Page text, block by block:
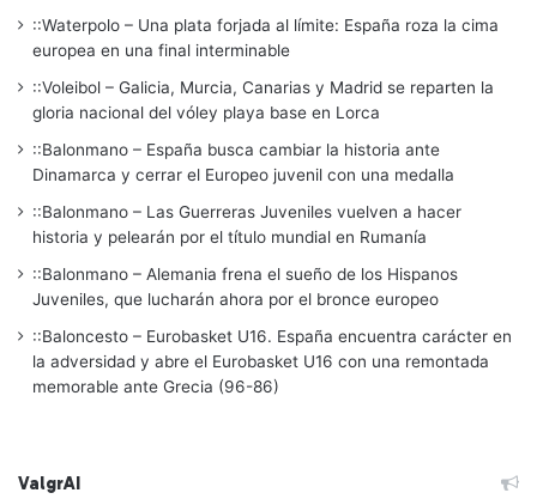
::Waterpolo – Una plata forjada al límite: España roza la cima
europea en una final interminable
::Voleibol – Galicia, Murcia, Canarias y Madrid se reparten la
gloria nacional del vóley playa base en Lorca
::Balonmano – España busca cambiar la historia ante
Dinamarca y cerrar el Europeo juvenil con una medalla
::Balonmano – Las Guerreras Juveniles vuelven a hacer
historia y pelearán por el título mundial en Rumanía
::Balonmano – Alemania frena el sueño de los Hispanos
Juveniles, que lucharán ahora por el bronce europeo
::Baloncesto – Eurobasket U16. España encuentra carácter en
la adversidad y abre el Eurobasket U16 con una remontada
memorable ante Grecia (96-86)
ValgrAI